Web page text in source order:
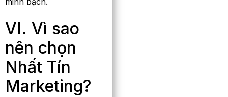
VI. Vì sao
nên chọn
Nhất Tín
Marketing?